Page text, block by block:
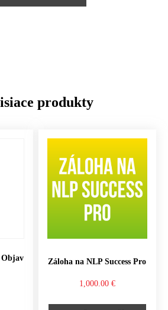
produkty
Objav
Záloha na NLP Success Pro
1,000.00 €